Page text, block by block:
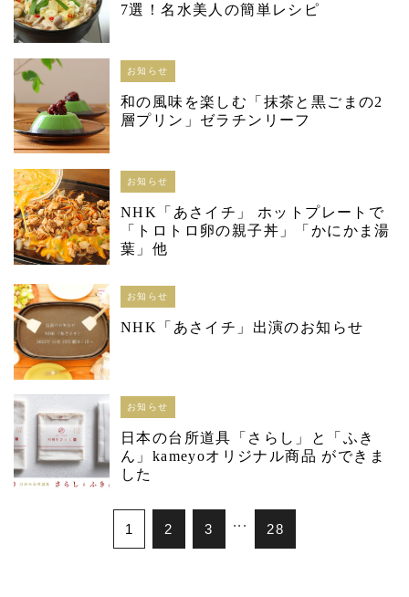
7選！名水美人の簡単レシピ
お知らせ
和の風味を楽しむ「抹茶と黒ごまの2
層プリン」ゼラチンリーフ
お知らせ
NHK「あさイチ」 ホットプレートで
「トロトロ卵の親子丼」「かにかま湯
葉」他
お知らせ
NHK「あさイチ」出演のお知らせ
お知らせ
日本の台所道具「さらし」と「ふき
ん」kameyoオリジナル商品 ができま
した
1 2 3 ... 28